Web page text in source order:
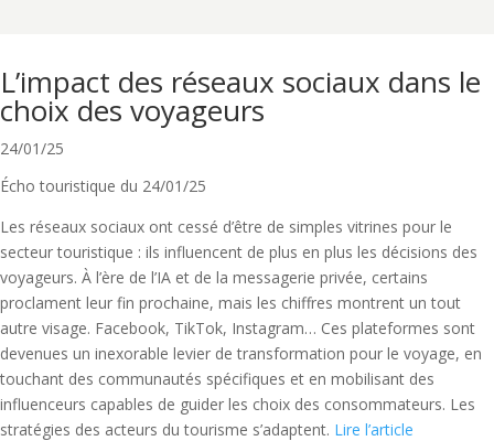
L’impact des réseaux sociaux dans le
choix des voyageurs
24/01/25
Écho touristique du 24/01/25
Les réseaux sociaux ont cessé d’être de simples vitrines pour le
secteur touristique : ils influencent de plus en plus les décisions des
voyageurs. À l’ère de l’IA et de la messagerie privée, certains
proclament leur fin prochaine, mais les chiffres montrent un tout
autre visage. Facebook, TikTok, Instagram… Ces plateformes sont
devenues un inexorable levier de transformation pour le voyage, en
touchant des communautés spécifiques et en mobilisant des
influenceurs capables de guider les choix des consommateurs. Les
stratégies des acteurs du tourisme s’adaptent. Lire l’article